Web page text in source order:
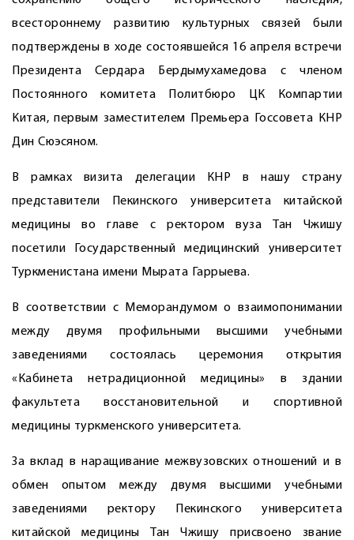
всестороннему развитию культурных связей были
подтверждены в ходе состоявшейся 16 апреля встречи
Президента Сердара Бердымухамедова с членом
Постоянного комитета Политбюро ЦК Компартии
Китая, первым заместителем Премьера Госсовета КНР
Дин Сюэсяном.
В рамках визита делегации КНР в нашу страну
представители Пекинского университета китайской
медицины во главе с ректором вуза Тан Чжишу
посетили Государственный медицинский университет
Туркменистана имени Мырата Гаррыева.
В соответствии с Меморандумом о взаимопонимании
между двумя профильными высшими учебными
заведениями состоялась церемония открытия
«Кабинета нетрадиционной медицины» в здании
факультета восстановительной и спортивной
медицины туркменского университета.
За вклад в наращивание межвузовских отношений и в
обмен опытом между двумя высшими учебными
заведениями ректору Пекинского университета
китайской медицины Тан Чжишу присвоено звание